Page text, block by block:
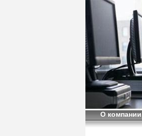
О компании